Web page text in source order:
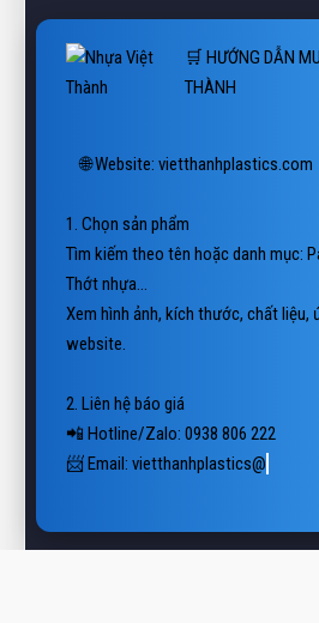
THÀNH
Tìm kiếm theo tên hoặc danh mục:
Thớt nhựa…
Xem hình ảnh, kích thước, chất liệu,
website.
📲 Hotline/Zalo: 0938 806 222
📨 Email:
👉 Hoặc chat Zalo (góc phải m